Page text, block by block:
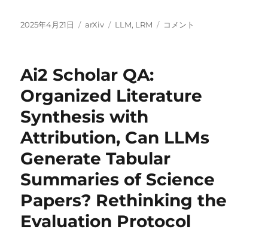
投
2025年4月21日
カ
ー
arXiv
タ
LLM, LRM
GPT-
2.5
mini
API,
Gemma
3
に
コメント
Ai2 Scholar QA:
Organized Literature
Synthesis with
Attribution, Can LLMs
Generate Tabular
Summaries of Science
Papers? Rethinking the
Evaluation Protocol